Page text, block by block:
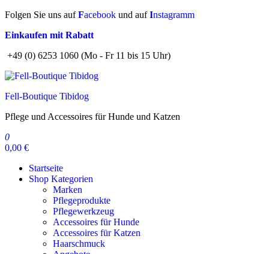
Zum
springen
Folgen Sie uns aufFacebook und aufInstagramm
Einkaufen mit Rabatt
+49 (0) 6253 1060 (Mo - Fr 11 bis 15 Uhr)
Fell-Boutique Tibidog
Pflege und Accessoires für Hunde und Katzen
0
0,00 €
Startseite
Shop Kategorien
Marken
Pflegeprodukte
Pflegewerkzeug
Accessoires für Hunde
Accessoires für Katzen
Haarschmuck